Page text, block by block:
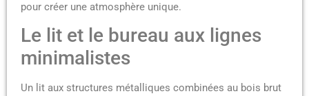
pour créer une atmosphère unique.
Le lit et le bureau aux lignes
minimalistes
Un lit aux structures métalliques combinées au bois brut